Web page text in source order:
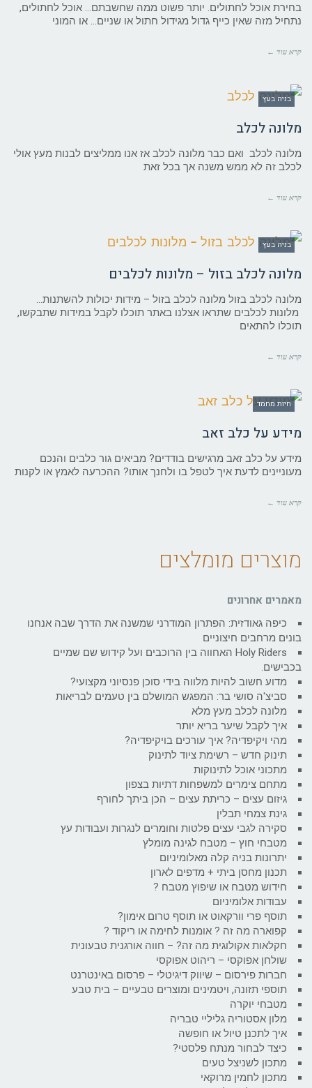
בחירת אוכל לחתולים. יותר פשוט ממה שחשבתם… אוכל לחתולים,
נתחיל מזה שאין כייף גדול מגידול חתול או שניים… או המוני
קרא עוד ←
בניה בעץ
מלונה לכלב
מלונה לכלב ואם כבר מלונה לכלב אז אנו ממליצים לבנות מעץ אולי
לכלב זה לא ממש משנה אך בכל זאת
קרא עוד ←
בניה בעץ
מלונה לכלב בזול – מלונות לכלבים
מלונה לכלב בזול מלונה לכלב בזול – מידות יכולות להשתנות…
מלונות לכלבים שתראו אצלנו באתר תוכלו לקבל במידות שתבקשו,
תוכלו להתאים
קרא עוד ←
חיות מחמד
מידע על כלב זאב
מידע על כלב זאב מרגישים בודדים? מביאים גור כלבים והנכם
מעוניינים לדעת איך לטפל בו ולחנך אותו? ההכרעה לאמץ או לקנות
קרא עוד ←
מוצרים מומלצים
מאמרים אחרונים
כיפה גאודזית: הפתרון המודרני שמשנה את הדרך שבה אנחנו
בונים מרחבים חיצוניים
Holy Riders האחווה בין הרוכבים ועל קידוש שם שמיים
בכבישים.
מדוע חשוב להיות מלווה בידי סוכן פנסיוני מקצועי?
סביצ'ה סושי בר: המפגש המושלם בין טעמים לבריאות
מלונה לכלב מעץ מלא
איך לקבל שיער בריא יותר
מהי ויקיפדיה? איך עורכים בויקיפדיה?
תינוק חדש – רשימת ציוד לתינוק
מתכוני אוכל לתינוקות
מתחם צימרים למשפחות דתיות בצפון
גיזום עצים – כריתת עצים – הכן ביתך לחורף
גינת צמחי תבלין
סקירה לגבי עצים פלטות וחומרים לנגרות ועבודות עץ
מטבחי חוץ – מטבח לגינה מומלץ
יתרונות בניה קלה מאלומיניום
תכנון מחסן ביתי + מדפים לארון
חידוש מטבח או שיפוץ מטבח ?
עבודות אלומיניום
תוסף פרי וורקאוט או תוסף טרום אימון?
קפוארה מה זה ? אומנות לחימה או ריקוד ?
חקלאות אקולוגית מה זה? – חווה אורגנית טבעונית
שולחן אפוקסי – ריהוט אפוקסי
חברות פירסום – שיווק דיגיטלי – פרסום באינטרנט
תוספי תזונה, ויטמינים ומוצרים טבעיים – בית טבע
מטבחי יוקרה
מלון אסטוריה גליליי טבריה
איך לתכנן טיול או חופשה
כיצד לבחור מנתח פלסטי?
מתכון לשניצל טעים
מתכון לחמין מרוקאי